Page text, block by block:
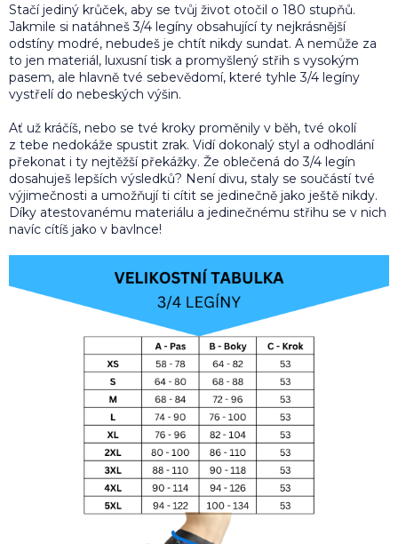
Stačí jediný krůček, aby se tvůj život otočil o 180 stupňů.
Jakmile si natáhneš 3/4 legíny obsahující ty nejkrásnější
odstíny modré, nebudeš je chtít nikdy sundat. A nemůže za
to jen materiál, luxusní tisk a promyšlený střih s vysokým
pasem, ale hlavně tvé sebevědomí, které tyhle 3/4 legíny
vystřelí do nebeských výšin.
Ať už kráčíš, nebo se tvé kroky proměnily v běh, tvé okolí
z tebe nedokáže spustit zrak. Vidí dokonalý styl a odhodlání
překonat i ty nejtěžší překážky. Že oblečená do 3/4 legín
dosahuješ lepších výsledků? Není divu, staly se součástí tvé
výjimečnosti a umožňují ti cítit se jedinečně jako ještě nikdy.
Díky atestovanému materiálu a jedinečnému střihu se v nich
navíc cítíš jako v bavlnce!